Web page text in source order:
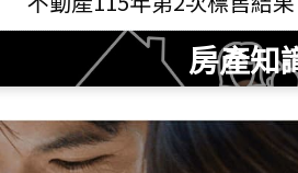
捷豹
台北市中山區長春路
115年07月 成交
十泉十美
台北市北投區光明路
房產知